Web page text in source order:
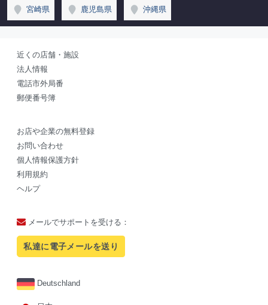
宮崎県 鹿児島県 沖縄県
近くの店舗・施設
法人情報
電話市外局番
郵便番号簿
お店や企業の無料登録
お問い合わせ
個人情報保護方針
利用規約
ヘルプ
メールでサポートを受ける：
私達に電子メールを送り
Deutschland